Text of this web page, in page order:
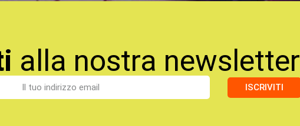
alla nostra newsletter
ISCRIVITI